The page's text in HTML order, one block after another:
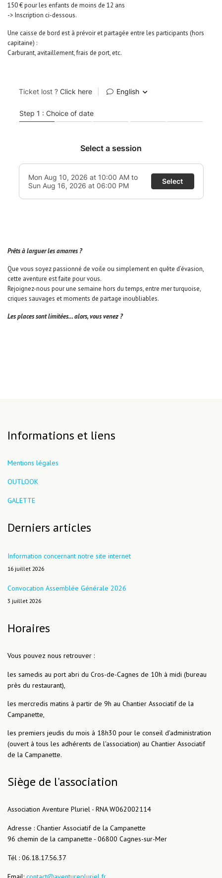
150 € pour les enfants de moins de 12 ans
-> Inscription ci-dessous.
Une caisse de bord est à prévoir et partagée entre les participants (hors
capitaine) :
Carburant, avitaillement, frais de port, etc.
Prêts à larguer les amarres ?
Que vous soyez passionné de voile ou simplement en quête d’évasion,
cette aventure est faite pour vous.
Rejoignez-nous pour une semaine hors du temps, entre mer turquoise,
criques sauvages et moments de partage inoubliables.
Les places sont limitées… alors, vous venez ?
Informations et liens
Mentions légales
OUTLOOK
GALETTE
Derniers articles
Information concernant notre site internet
16 juillet 2026
Convocation Assemblée Générale 2026
3 juillet 2026
Horaires
Vous pouvez nous retrouver :
les samedis au port abri du Cros-de-Cagnes de 10h à midi (bureau
près du restaurant),
les mercredis matins à partir de 9h au Chantier Associatif de la
Campanette,
les premiers jeudis du mois à 18h30 pour le conseil d'administration
(ouvert à tous les adhérents de l'association) au Chantier Associatif
de la Campanette.
Siège de l'association
Association Aventure Pluriel - RNA W062002114
Adresse : Chantier Associatif de la Campanette
96 chemin de la campanette - 06800 Cagnes-sur-Mer
Tél : 06.18.17.56.37